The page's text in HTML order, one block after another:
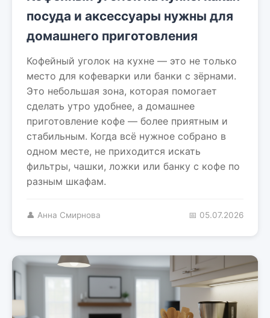
посуда и аксессуары нужны для
домашнего приготовления
Кофейный уголок на кухне — это не только
место для кофеварки или банки с зёрнами.
Это небольшая зона, которая помогает
сделать утро удобнее, а домашнее
приготовление кофе — более приятным и
стабильным. Когда всё нужное собрано в
одном месте, не приходится искать
фильтры, чашки, ложки или банку с кофе по
разным шкафам.
👤 Анна Смирнова 📅 05.07.2026